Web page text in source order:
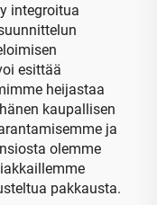
integroitua
esittää
heijastaa
kaupallisen
ja
olemme
pakkausta.